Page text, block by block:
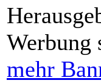
Werbung
mehr